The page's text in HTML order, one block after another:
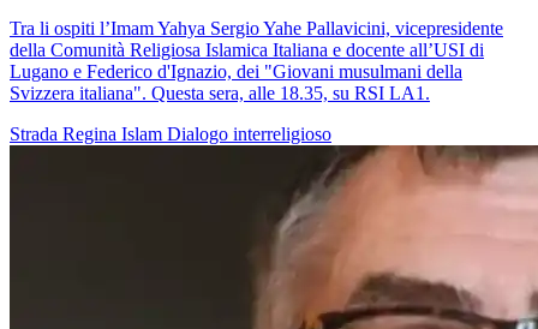
Tra li ospiti l’Imam Yahya Sergio Yahe Pallavicini, vicepresidente
della Comunità Religiosa Islamica Italiana e docente all’USI di
Lugano e Federico d'Ignazio, dei "Giovani musulmani della
Svizzera italiana". Questa sera, alle 18.35, su RSI LA1.
Strada Regina Islam Dialogo interreligioso